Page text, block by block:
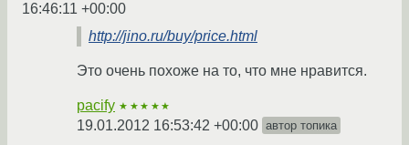
16:46:11 +00:00
http://jino.ru/buy/price.html
Это очень похоже на то, что мне нравится.
pacify ★★★★★
19.01.2012 16:53:42 +00:00 автор топика